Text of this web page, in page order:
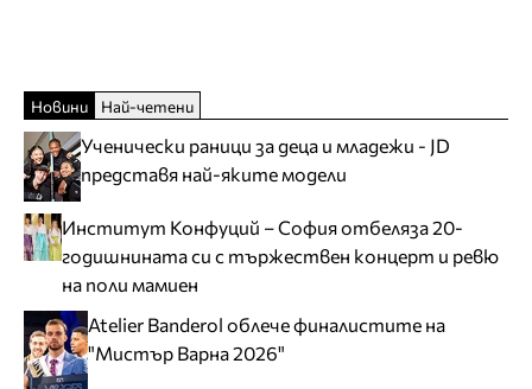
Новини Най-четени
Ученически раници за деца и младежи - JD
представя най-яките модели
Институт Конфуций – София отбеляза 20-
годишнината си с тържествен концерт и ревю
на поли мамиен
Atelier Banderol облече финалистите на
"Мистър Варна 2026"